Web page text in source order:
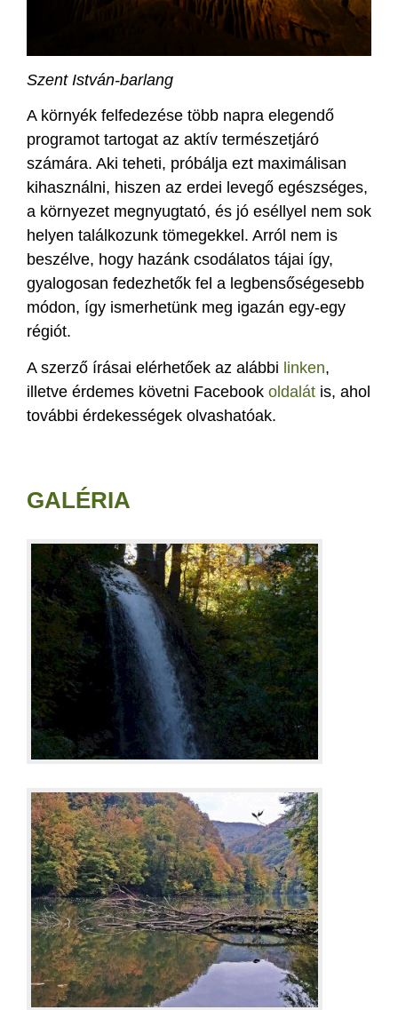
Szent István-barlang
A környék felfedezése több napra elegendő
programot tartogat az aktív természetjáró
számára. Aki teheti, próbálja ezt maximálisan
kihasználni, hiszen az erdei levegő egészséges,
a környezet megnyugtató, és jó eséllyel nem sok
helyen találkozunk tömegekkel. Arról nem is
beszélve, hogy hazánk csodálatos tájai így,
gyalogosan fedezhetők fel a legbensőségesebb
módon, így ismerhetünk meg igazán egy-egy
régiót.
A szerző írásai elérhetőek az alábbi linken,
illetve érdemes követni Facebook oldalát is, ahol
további érdekességek olvashatóak.
GALÉRIA